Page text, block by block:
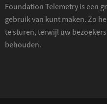
Foundation Telemetry is een
gebruik van kunt maken. Zo
te sturen, terwijl uw
behouden.